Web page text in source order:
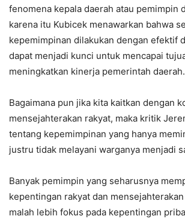
fenomena kepala daerah atau pemimpin
karena itu Kubicek menawarkan bahwa
kepemimpinan dilakukan dengan efektif
dapat menjadi kunci untuk mencapai
meningkatkan kinerja pemerintah daerah.
Bagaimana pun jika kita kaitkan dengan
mensejahterakan rakyat, maka kritik
tentang kepemimpinan yang hanya
justru tidak melayani warganya menjadi
Banyak pemimpin yang seharusnya
kepentingan rakyat dan
malah lebih fokus pada kepentingan